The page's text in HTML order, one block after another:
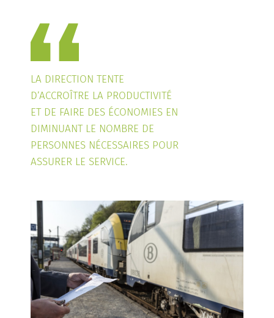
LA DIRECTION TENTE
D’ACCROÎTRE LA PRODUCTIVITÉ
ET DE FAIRE DES ÉCONOMIES EN
DIMINUANT LE NOMBRE DE
PERSONNES NÉCESSAIRES POUR
ASSURER LE SERVICE.